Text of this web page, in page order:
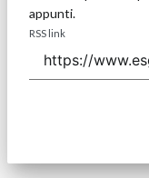
appunti.
RSS link